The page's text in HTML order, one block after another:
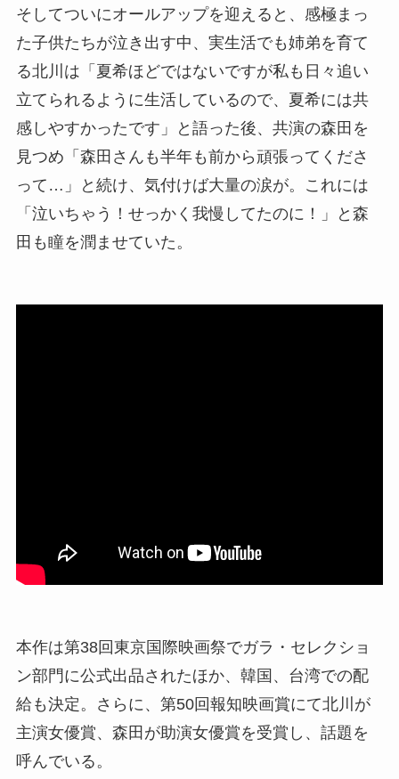
そしてついにオールアップを迎えると、感極まっ
た子供たちが泣き出す中、実生活でも姉弟を育て
る北川は「夏希ほどではないですが私も日々追い
立てられるように生活しているので、夏希には共
感しやすかったです」と語った後、共演の森田を
見つめ「森田さんも半年も前から頑張ってくださ
って…」と続け、気付けば大量の涙が。これには
「泣いちゃう！せっかく我慢してたのに！」と森
田も瞳を潤ませていた。
本作は第38回東京国際映画祭でガラ・セレクショ
ン部門に公式出品されたほか、韓国、台湾での配
給も決定。さらに、第50回報知映画賞にて北川が
主演女優賞、森田が助演女優賞を受賞し、話題を
呼んでいる。